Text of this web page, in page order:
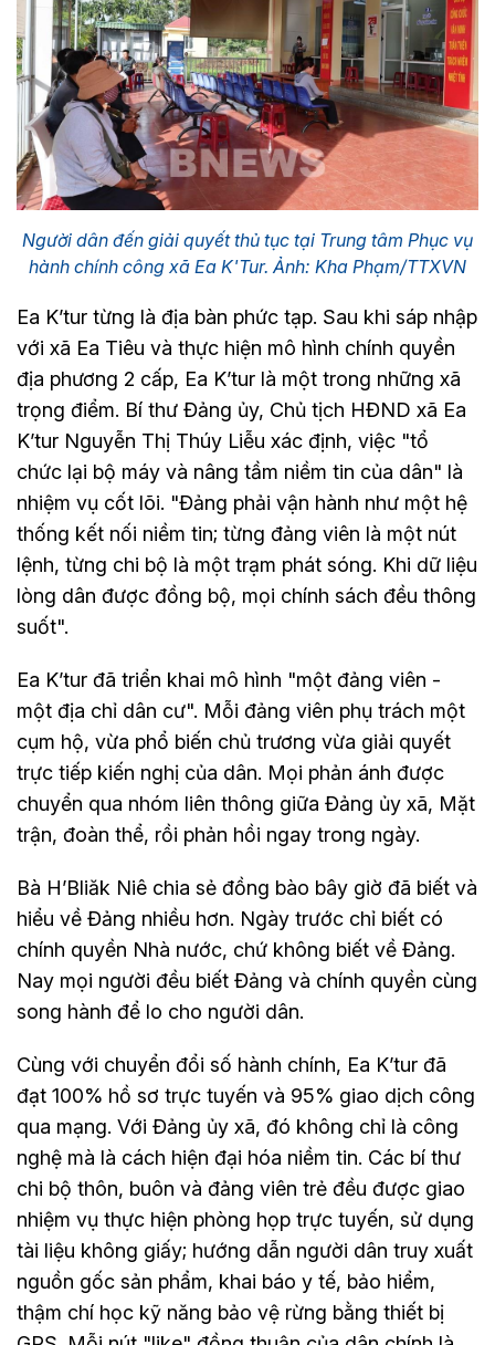
Người dân đến giải quyết thủ tục tại Trung tâm Phục vụ
hành chính công xã Ea K'Tur. Ảnh: Kha Phạm/TTXVN
Ea K’tur từng là địa bàn phức tạp. Sau khi sáp nhập
với xã Ea Tiêu và thực hiện mô hình chính quyền
địa phương 2 cấp, Ea K’tur là một trong những xã
trọng điểm. Bí thư Đảng ủy, Chủ tịch HĐND xã Ea
K’tur Nguyễn Thị Thúy Liễu xác định, việc "tổ
chức lại bộ máy và nâng tầm niềm tin của dân" là
nhiệm vụ cốt lõi. "Đảng phải vận hành như một hệ
thống kết nối niềm tin; từng đảng viên là một nút
lệnh, từng chi bộ là một trạm phát sóng. Khi dữ liệu
lòng dân được đồng bộ, mọi chính sách đều thông
suốt".
Ea K’tur đã triển khai mô hình "một đảng viên -
một địa chỉ dân cư". Mỗi đảng viên phụ trách một
cụm hộ, vừa phổ biến chủ trương vừa giải quyết
trực tiếp kiến nghị của dân. Mọi phản ánh được
chuyển qua nhóm liên thông giữa Đảng ủy xã, Mặt
trận, đoàn thể, rồi phản hồi ngay trong ngày.
Bà H’Bliăk Niê chia sẻ đồng bào bây giờ đã biết và
hiểu về Đảng nhiều hơn. Ngày trước chỉ biết có
chính quyền Nhà nước, chứ không biết về Đảng.
Nay mọi người đều biết Đảng và chính quyền cùng
song hành để lo cho người dân.
Cùng với chuyển đổi số hành chính, Ea K’tur đã
đạt 100% hồ sơ trực tuyến và 95% giao dịch công
qua mạng. Với Đảng ủy xã, đó không chỉ là công
nghệ mà là cách hiện đại hóa niềm tin. Các bí thư
chi bộ thôn, buôn và đảng viên trẻ đều được giao
nhiệm vụ thực hiện phòng họp trực tuyến, sử dụng
tài liệu không giấy; hướng dẫn người dân truy xuất
nguồn gốc sản phẩm, khai báo y tế, bảo hiểm,
thậm chí học kỹ năng bảo vệ rừng bằng thiết bị